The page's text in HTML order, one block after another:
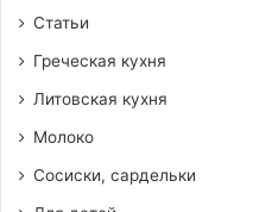
Статьи
Греческая кухня
Литовская кухня
Молоко
Сосиски, сардельки